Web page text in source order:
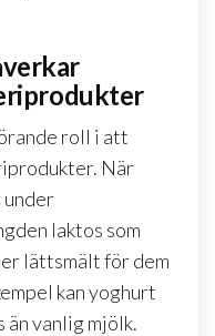
roll i att
När
under
laktos som
lättsmält för dem
kan yoghurt
än vanlig mjölk.